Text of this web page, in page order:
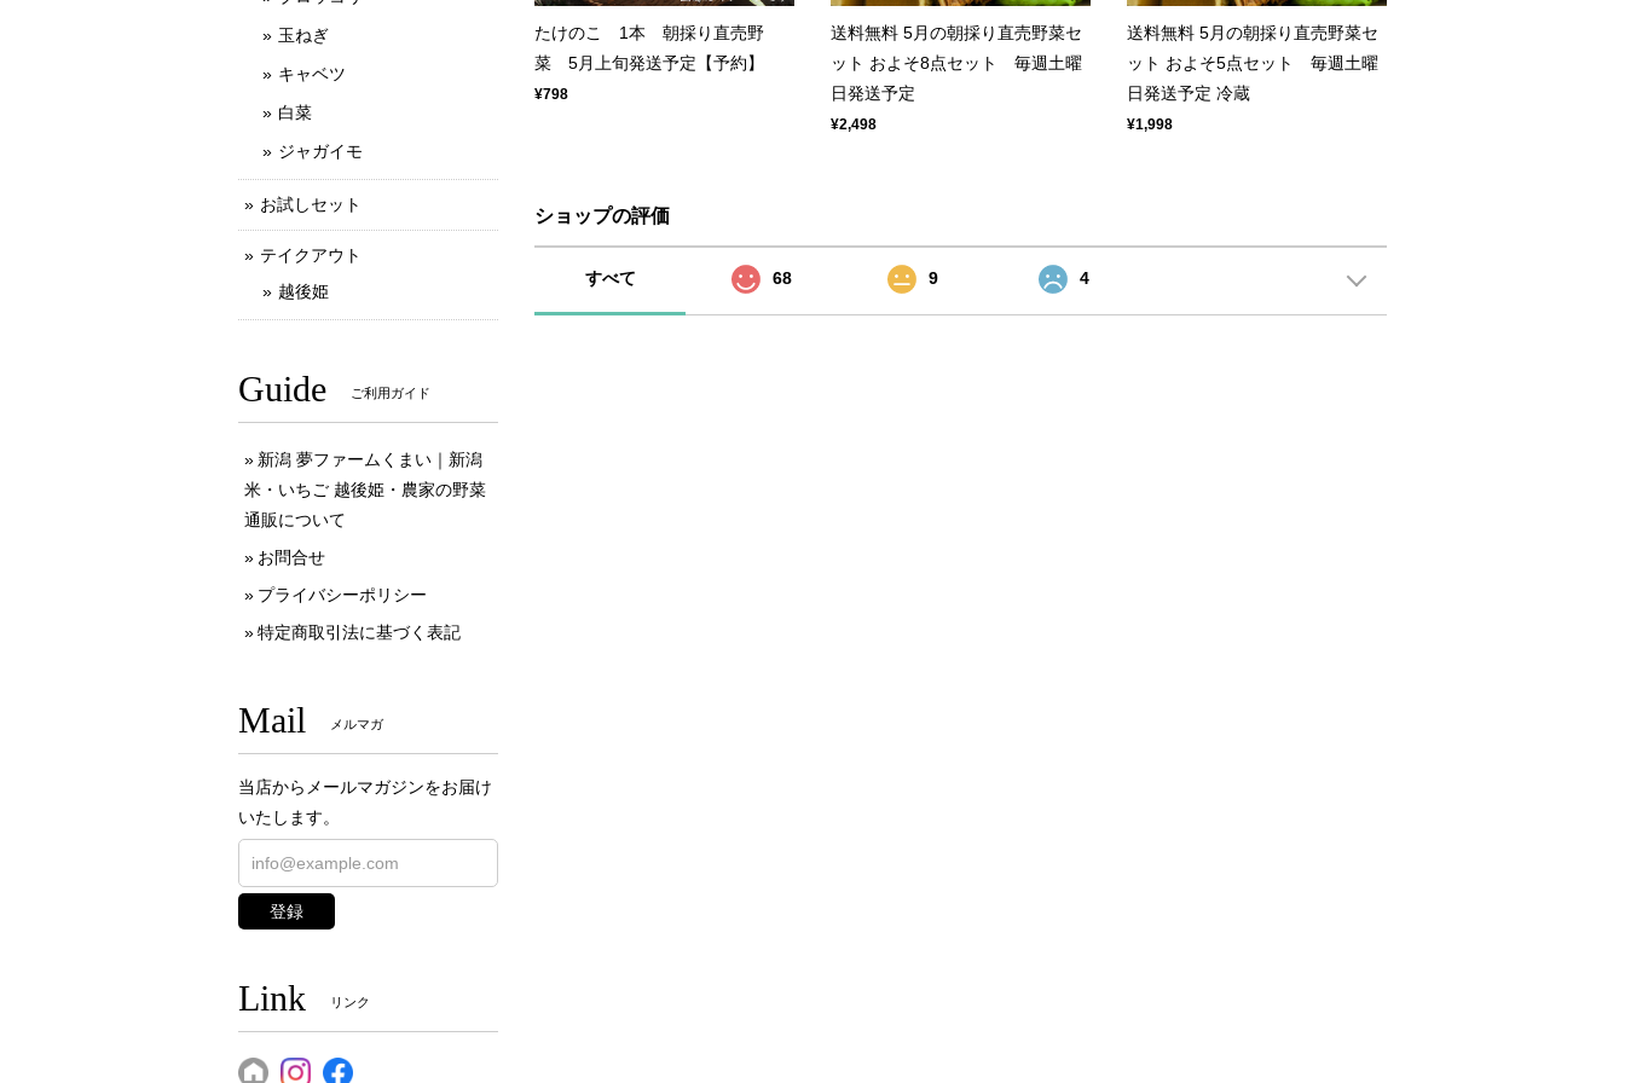
たけのこ 1本 朝採り直売野
菜 5月上旬発送予定【予約】
¥798
送料無料 5月の朝採り直売野菜セ
ット およそ8点セット 毎週土曜
日発送予定
¥2,498
送料無料 5月の朝採り直売野菜セ
ット およそ5点セット 毎週土曜
日発送予定 冷蔵
¥1,998
ショップの評価
すべて 68 9 4
玉ねぎ
キャベツ
白菜
ジャガイモ
お試しセット
テイクアウト
越後姫
Guide ご利用ガイド
新潟 夢ファームくまい｜新潟
米・いちご 越後姫・農家の野菜
通販について
お問合せ
プライバシーポリシー
特定商取引法に基づく表記
Mail メルマガ
当店からメールマガジンをお届け
いたします。
登録
Link リンク